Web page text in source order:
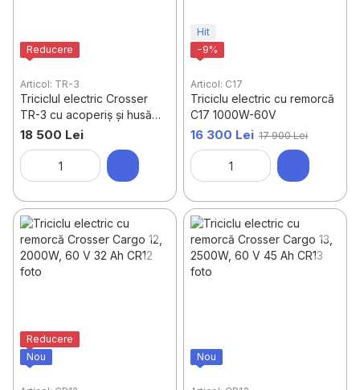
Reducere
Articol: TR-3
Triciclul electric Crosser
TR-3 cu acoperiș și husă
laterală
18 500 Lei
Hit
−9%
Articol: C17
Triciclu electric cu remorcă
C17 1000W-60V
16 300 Lei 17 900 Lei
Reducere
Nou
Nou